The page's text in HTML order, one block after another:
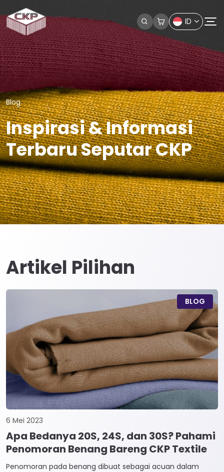
ID
Blog
Inspirasi & Informasi
Terbaru Seputar CKP
Artikel Pilihan
BLOG
6 Mei 2023
Apa Bedanya 20S, 24S, dan 30S? Pahami
Penomoran Benang Bareng CKP Textile
Penomoran pada benang dibuat sebagai acuan dalam